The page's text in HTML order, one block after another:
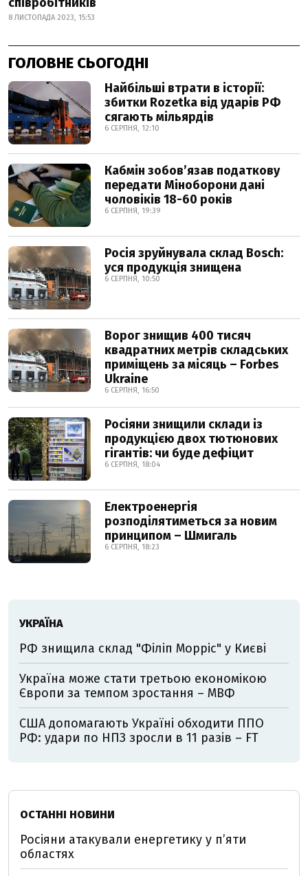
8 ЛИСТОПАДА 2023, 15:53
ГОЛОВНЕ СЬОГОДНІ
Найбільші втрати в історії:
збитки Rozetka від ударів РФ
сягають мільярдів
6 СЕРПНЯ, 12:10
Кабмін зобовʼязав податкову
передати Міноборони дані
чоловіків 18-60 років
6 СЕРПНЯ, 19:39
Росія зруйнувала склад Bosch:
уся продукція знищена
6 СЕРПНЯ, 10:50
Ворог знищив 400 тисяч
квадратних метрів складських
приміщень за місяць – Forbes
Ukraine
6 СЕРПНЯ, 16:50
Росіяни знищили склади із
продукцією двох тютюнових
гігантів: чи буде дефіцит
6 СЕРПНЯ, 18:04
Електроенергія
розподілятиметься за новим
принципом – Шмигаль
6 СЕРПНЯ, 18:23
УКРАЇНА
РФ знищила склад "Філіп Морріс" у Києві
Україна може стати третьою економікою
Європи за темпом зростання – МВФ
США допомагають Україні обходити ППО
РФ: удари по НПЗ зросли в 11 разів – FT
ОСТАННІ НОВИНИ
Росіяни атакували енергетику у пʼяти
областях